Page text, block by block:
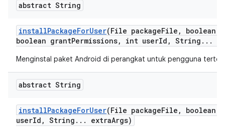
abstract String
installPackageForUser(File packageFile ,
boolean
boolean grantPermissions, int userId , String . . .
Menginstal paket Android di perangkat untuk pengguna
abstract String
installPackageForUser(File packageFile ,
boolean
userId , String . . . extraArgs)